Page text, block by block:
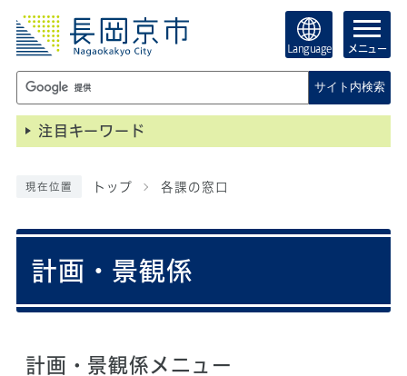
Language メニュー
サイト内検索
注目キーワード
現在位置 トップ 各課の窓口
計画・景観係
計画・景観係メニュー